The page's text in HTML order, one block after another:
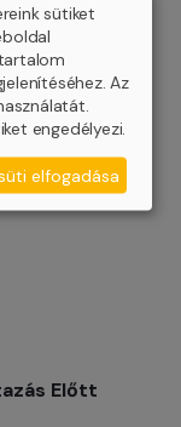
is
Előtt
sütiket
Az
engedélyezi.
elfogadása